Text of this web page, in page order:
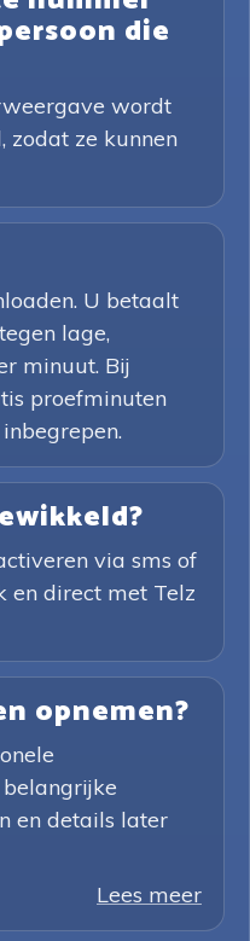
die
wordt
zodat ze kunnen
U betaalt
lage,
minuut. Bij
proefminuten
via sms of
en direct met Telz
opnemen?
en details later
Lees meer